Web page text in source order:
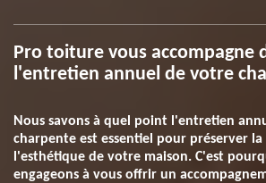
Pro toiture vous accompagne
l'entretien annuel de votre
Nous savons à quel point l'entretien
charpente est essentiel pour préserver
l'esthétique de votre maison. C'est
engageons à vous offrir un